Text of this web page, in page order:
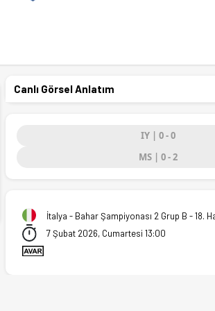
Canlı Görsel Anlatım
IY | 0 - 0
MS | 0 - 2
İtalya - Bahar Şampiyonası 2 Grup B - 18.
7 Şubat 2026, Cumartesi 13:00